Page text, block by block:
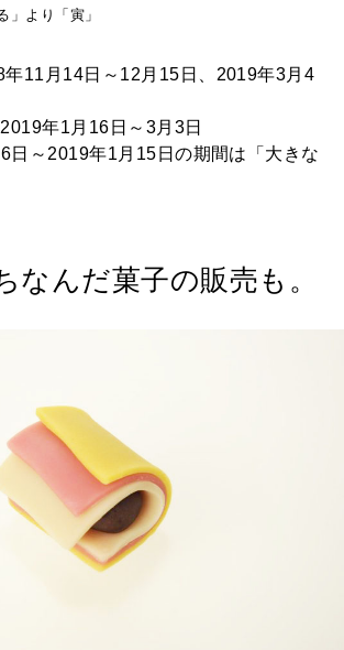
」より「寅」
年11月14日～12月15日、2019年3月4
年1月16日～3月3日
～2019年1月15日の期間は「大きな
なんだ菓子の販売も。